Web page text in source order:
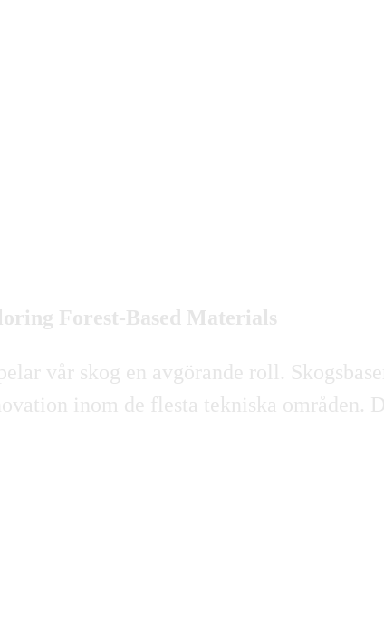
Forest-Based Materials
vår skog en avgörande roll.
inom de flesta tekniska områden.